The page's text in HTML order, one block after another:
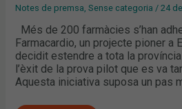
Notes de premsa ,Sense categoria /24
Més de 200 farmàcies s’han
Farmacardio, un projecte pioner a
decidit estendre a tota la
l’èxit de la prova pilot que es va
Aquesta iniciativa suposa un pas